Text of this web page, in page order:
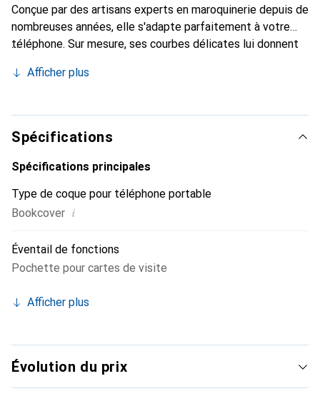
Conçue par des artisans experts en maroquinerie depuis de
nombreuses années, elle s'adapte parfaitement à votre
téléphone. Sur mesure, ses courbes délicates lui donnent
et indispensable pour votre smartphone. Reconnaît
marque Noreve est un choix sûr pour une clientèle
exigeante.
Afficher plus
Spécifications
Spécifications principales
Type de coque pour téléphone portable
Bookcover i
Éventail de fonctions
Pochette pour cartes de visite
Afficher plus
Évolution du prix